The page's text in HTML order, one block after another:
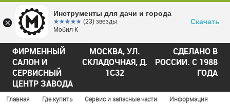
ФИРМЕННЫЙ
САЛОН И
СЕРВИСНЫЙ
ЦЕНТР ЗАВОДА
МОСКВА, УЛ.
СКЛАДОЧНАЯ, Д.
1С32
СДЕЛАНО В
РОССИИ. С 1988
ГОДА
Главная Где купить Сервис и запасные части Информация
Инструменты для дачи и города
☆☆☆☆☆
★★★★★ (23) звезды
Мобил К
Скачать